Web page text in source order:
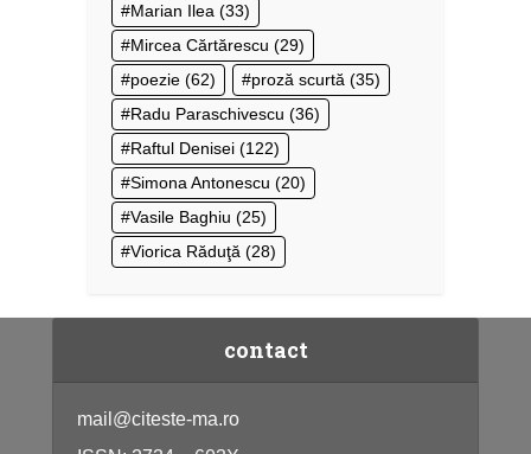
Marian Ilea (33)
Mircea Cărtărescu (29)
poezie (62) proză scurtă (35)
Radu Paraschivescu (36)
Raftul Denisei (122)
Simona Antonescu (20)
Vasile Baghiu (25)
Viorica Răduţă (28)
contact
mail@citeste-ma.ro